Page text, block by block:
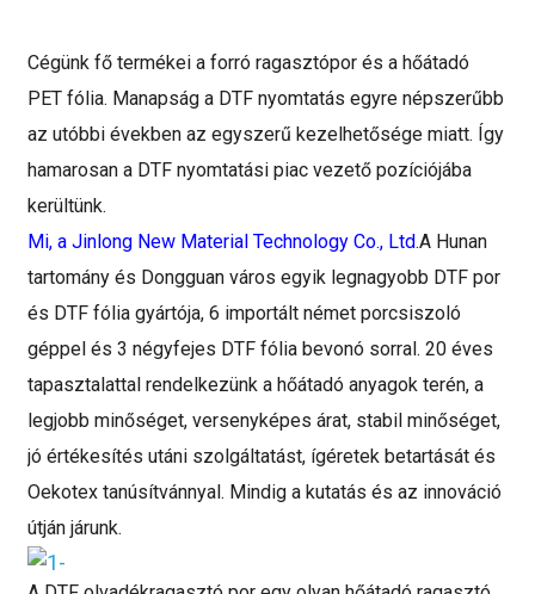
Cégünk fő termékei a forró ragasztópor és a hőátadó
PET fólia. Manapság a DTF nyomtatás egyre népszerűbb
az utóbbi években az egyszerű kezelhetősége miatt. Így
hamarosan a DTF nyomtatási piac vezető pozíciójába
kerültünk.
Mi, a Jinlong New Material Technology Co., Ltd.A Hunan
tartomány és Dongguan város egyik legnagyobb DTF por
és DTF fólia gyártója, 6 importált német porcsiszoló
géppel és 3 négyfejes DTF fólia bevonó sorral. 20 éves
tapasztalattal rendelkezünk a hőátadó anyagok terén, a
legjobb minőséget, versenyképes árat, stabil minőséget,
jó értékesítés utáni szolgáltatást, ígéretek betartását és
Oekotex tanúsítvánnyal. Mindig a kutatás és az innováció
útján járunk.